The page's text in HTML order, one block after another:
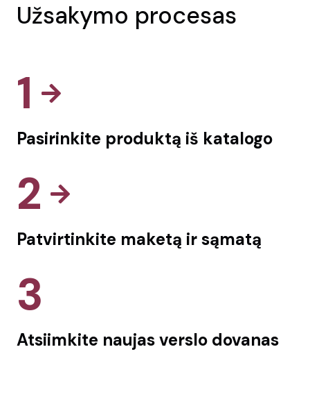
Užsakymo procesas
1
Pasirinkite produktą iš katalogo
2
Patvirtinkite maketą ir sąmatą
3
Atsiimkite naujas verslo dovanas